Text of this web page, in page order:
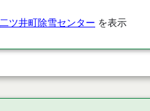
二ツ井町除雪センター を表示